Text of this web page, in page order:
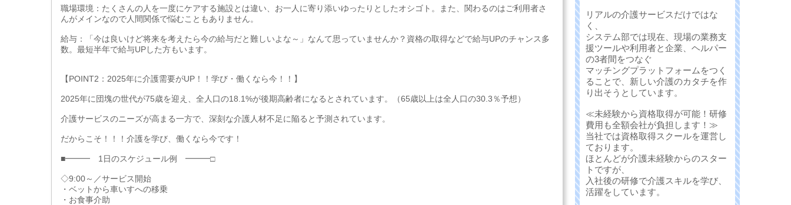
職場環境：たくさんの人を一度にケアする施設とは違い、お一人に寄り添いゆったりとしたオシゴト。また、関わるのはご利用者さ
んがメインなので人間関係で悩むこともありません。
給与：「今は良いけど将来を考えたら今の給与だと難しいよな～」なんて思っていませんか？資格の取得などで給与UPのチャンス多
数。最短半年で給与UPした方もいます。
【POINT2：2025年に介護需要がUP！！学び・働くなら今！！】
2025年に団塊の世代が75歳を迎え、全人口の18.1%が後期高齢者になるとされています。（65歳以上は全人口の30.3％予想）
介護サービスのニーズが高まる一方で、深刻な介護人材不足に陥ると予測されています。
だからこそ！！！介護を学び、働くなら今です！
■━━━ 1日のスケジュール例 ━━━□
◇9:00～／サービス開始
・ベットから車いすへの移乗
・お食事介助
リアルの介護サービスだけではな
く、
システム部では現在、現場の業務支
援ツールや利用者と企業、ヘルパー
の3者間をつなぐ
マッチングプラットフォームをつく
ることで、新しい介護のカタチを作
り出そうとしています。
≪未経験から資格取得が可能！研修
費用も全額会社が負担します！≫
当社では資格取得スクールを運営し
ております。
ほとんどが介護未経験からのスター
トですが、
入社後の研修で介護スキルを学び、
活躍をしています。